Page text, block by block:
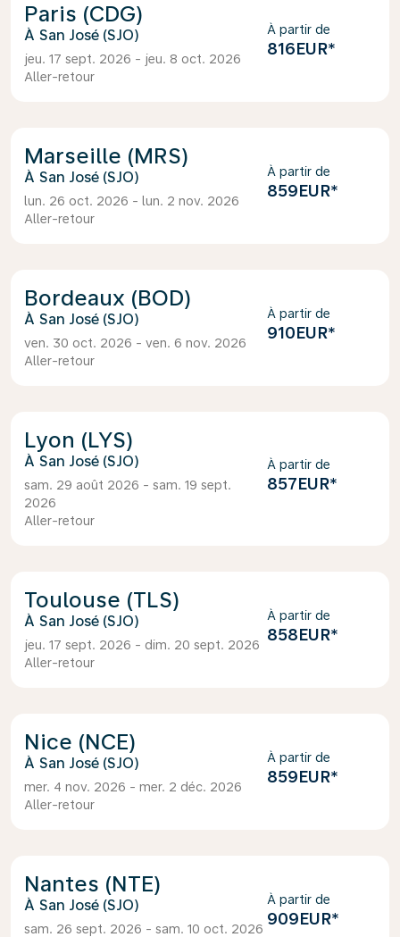
Paris (CDG)
San José (SJO)
jeu. 17 sept. 2026 - jeu. 8 oct. 2026
Aller-retour
À partir de
816EUR*
Marseille (MRS)
San José (SJO)
lun. 26 oct. 2026 - lun. 2 nov. 2026
Aller-retour
À partir de
859EUR*
Bordeaux (BOD)
San José (SJO)
ven. 30 oct. 2026 - ven. 6 nov. 2026
Aller-retour
À partir de
910EUR*
Lyon (LYS)
San José (SJO)
sam. 29 août 2026 - sam. 19 sept.
2026
Aller-retour
À partir de
857EUR*
Toulouse (TLS)
San José (SJO)
jeu. 17 sept. 2026 - dim. 20 sept. 2026
Aller-retour
À partir de
858EUR*
Nice (NCE)
San José (SJO)
mer. 4 nov. 2026 - mer. 2 déc. 2026
Aller-retour
À partir de
859EUR*
Nantes (NTE)
San José (SJO)
sam. 26 sept. 2026 - sam. 10 oct. 2026
À partir de
909EUR*